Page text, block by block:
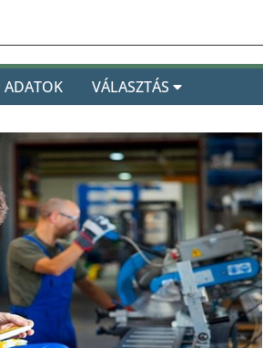
ADATOK VÁLASZTÁS